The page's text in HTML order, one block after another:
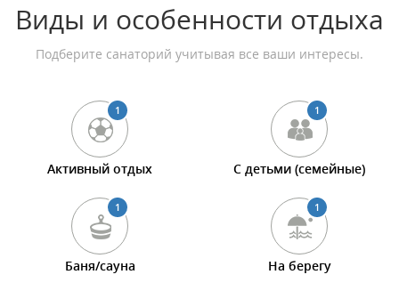
Виды и особенности отдыха
Подберите санаторий учитывая все ваши интересы.
1
Активный отдых
1
С детьми (семейные)
1
Баня/сауна
1
На берегу